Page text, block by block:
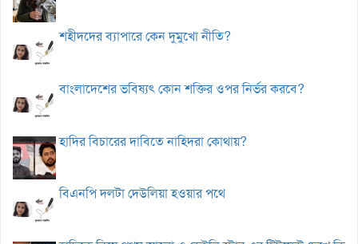
শহীদদের ব্যাপারে কেন দুমুখো নীতি?
বাংলাদেশের ভবিষ্যৎ কোন শক্তির ওপর নির্ভর করবে?
হাদির বিচারের দাবিতে নাহিদরা কোথায়?
বিএনপি দলটা দেউলিয়া হওয়ার পথে